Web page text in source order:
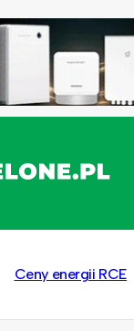
Ceny energii RCE